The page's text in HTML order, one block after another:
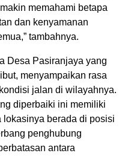
memahami betapa
dan kenyamanan
tambahnya.
Desa Pasiranjaya yang
menyampaikan rasa
jalan di wilayahnya.
diperbaiki ini memiliki
lokasinya berada di posisi
penghubung
antara